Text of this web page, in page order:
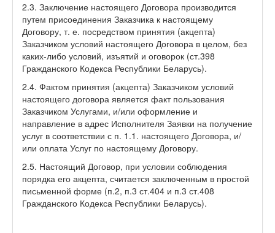
2.3. Заключение настоящего Договора производится
путем присоединения Заказчика к настоящему
Договору, т. е. посредством принятия (акцепта)
Заказчиком условий настоящего Договора в целом, без
каких-либо условий, изъятий и оговорок (ст.398
Гражданского Кодекса Республики Беларусь).
2.4. Фактом принятия (акцепта) Заказчиком условий
настоящего договора является факт пользования
Заказчиком Услугами, и/или оформление и
направление в адрес Исполнителя Заявки на получение
услуг в соответствии с п. 1.1. настоящего Договора, и/
или оплата Услуг по настоящему Договору.
2.5. Настоящий Договор, при условии соблюдения
порядка его акцепта, считается заключенным в простой
письменной форме (п.2, п.3 ст.404 и п.3 ст.408
Гражданского Кодекса Республики Беларусь).